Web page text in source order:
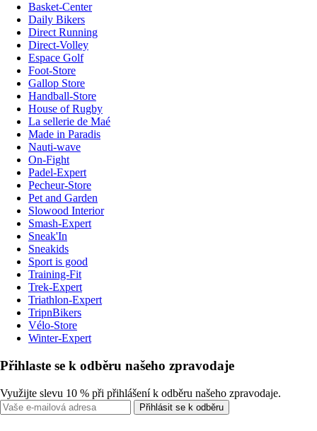
Basket-Center
Daily Bikers
Direct Running
Direct-Volley
Espace Golf
Foot-Store
Gallop Store
Handball-Store
House of Rugby
La sellerie de Maé
Made in Paradis
Nauti-wave
On-Fight
Padel-Expert
Pecheur-Store
Pet and Garden
Slowood Interior
Smash-Expert
Sneak'In
Sneakids
Sport is good
Training-Fit
Trek-Expert
Triathlon-Expert
TripnBikers
Vélo-Store
Winter-Expert
Přihlaste se k odběru našeho zpravodaje
Využijte slevu 10 % při přihlášení k odběru našeho zpravodaje.
Přihlásit se k odběru